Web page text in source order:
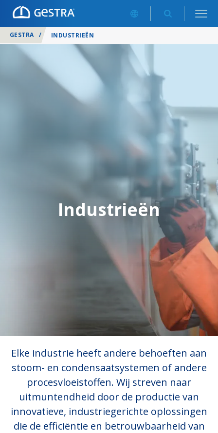
GESTRA / INDUSTRIEËN
Industrieën
Elke industrie heeft andere behoeften aan
stoom- en condensaatsystemen of andere
procesvloeistoffen. Wij streven naar
uitmuntendheid door de productie van
innovatieve, industriegerichte oplossingen
die de efficiëntie en betrouwbaarheid van